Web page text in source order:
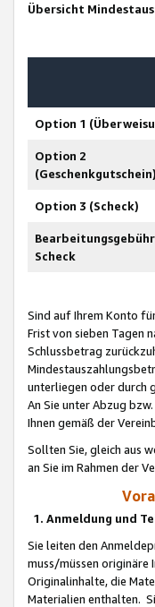
Übersicht
Option 1
Option 2
(Geschenkgutschein)
Option 3 (Scheck)
Bearbeitungsgebühr
Scheck
Sind auf Ihrem Konto
Frist von sieben Tagen
Schlussbetrag
unterliegen oder durch
An Sie unter Abzug
Ihnen gemäß der
Sollten Sie, gleich aus
an Sie im Rahmen der
1. Anmeldung und
Sie leiten den
muss/müssen originäre
Originalinhalte, die
Materialien enthalten.